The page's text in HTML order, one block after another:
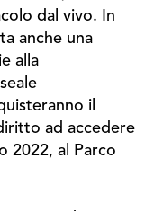
dal vivo. In
anche una
alla
il
ad accedere
2022, al Parco